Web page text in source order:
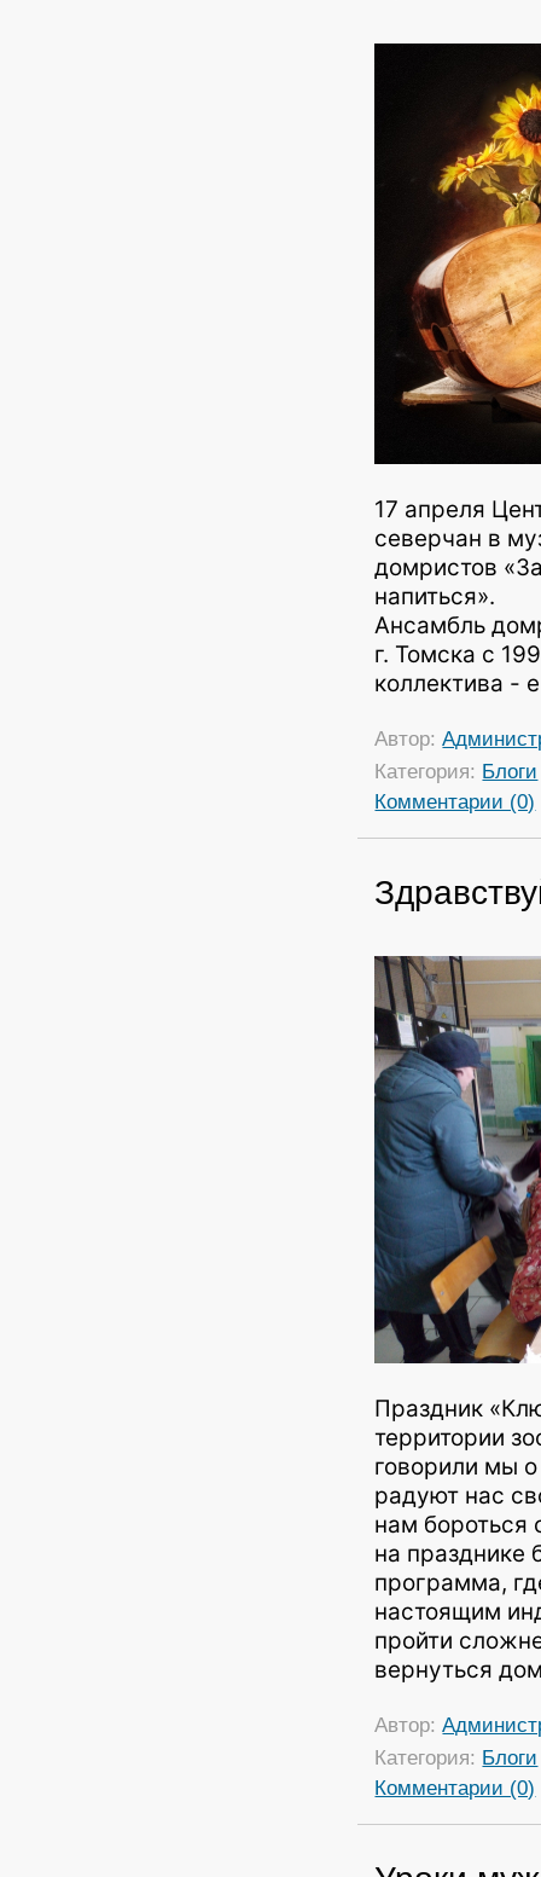
17 апреля
северчан в
домристов
напиться».
Ансамбль
г. Томска с
коллектива -
Автор:
Категория: Блоги
Комментарии (0)
Праздник
территории
говорили мы
радуют нас
нам бороться
на празднике
программа,
настоящим
пройти
вернуться
Автор:
Категория: Блоги
Комментарии (0)